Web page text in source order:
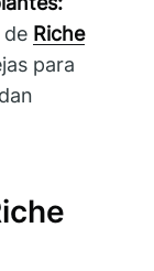
de Riche
para